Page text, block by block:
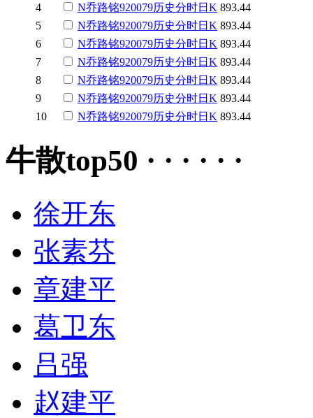
4
N乔路铭920079历史分时日K 893.44
5
N乔路铭920079历史分时日K 893.44
6
N乔路铭920079历史分时日K 893.44
7
N乔路铭920079历史分时日K 893.44
8
N乔路铭920079历史分时日K 893.44
9
N乔路铭920079历史分时日K 893.44
10
N乔路铭920079历史分时日K 893.44
牛散top50 · · · · · ·
徐开东
张素芬
章建平
葛卫东
吕强
赵建平